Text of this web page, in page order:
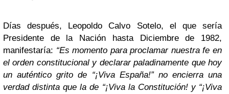
Días después, Leopoldo Calvo Sotelo, el que sería
Presidente de la Nación hasta Diciembre de 1982,
manifestaría: “Es momento para proclamar nuestra fe en
el orden constitucional y declarar paladinamente que hoy
un auténtico grito de “¡Viva España!” no encierra una
verdad distinta que la de “¡Viva la Constitución! y “¡Viva